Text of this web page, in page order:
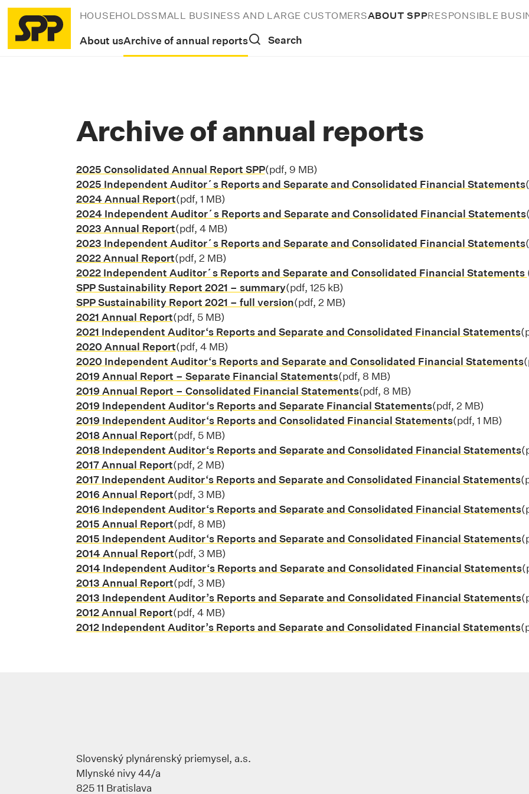
HOUSEHOLDSSMALL BUSINESS AND LARGE CUSTOMERSABOUT SPPRESPONSIBLE
About usArchive of annual reports Search
Archive of annual reports
2025 Consolidated Annual Report SPPStiahnuť súbor pdf, 9 MB
(pdf, 9 MB)
2025 Independent Auditor´s Reports and Separate and Consolidated Financial Statements
2024 Annual ReportStiahnuť súbor pdf, 1 MB
(pdf, 1 MB)
2024 Independent Auditor´s Reports and Separate and Consolidated Financial Statements
2023 Annual ReportStiahnuť súbor pdf, 4 MB
(pdf, 4 MB)
2023 Independent Auditor´s Reports and Separate and Consolidated Financial Statements
2022 Annual ReportStiahnuť súbor pdf, 2 MB
(pdf, 2 MB)
2022 Independent Auditor´s Reports and Separate and Consolidated Financial Statements
SPP Sustainability Report 2021 – summaryStiahnuť súbor pdf, 125 kB
(pdf, 125 kB)
SPP Sustainability Report 2021 – full versionStiahnuť súbor pdf, 2 MB
(pdf, 2 MB)
2021 Annual ReportStiahnuť súbor pdf, 5 MB
(pdf, 5 MB)
2021 Independent Auditor‘s Reports and Separate and Consolidated Financial Statements
2020 Annual ReportStiahnuť súbor pdf, 4 MB
(pdf, 4 MB)
2020 Independent Auditor‘s Reports and Separate and Consolidated Financial Statements
2019 Annual Report – Separate Financial StatementsStiahnuť súbor pdf, 8 MB
(pdf, 8 MB)
2019 Annual Report – Consolidated Financial StatementsStiahnuť súbor pdf, 8 MB
(pdf, 8 MB)
2019 Independent Auditor‘s Reports and Separate Financial StatementsStiahnuť súbor pdf,
(pdf, 2 MB)
2019 Independent Auditor‘s Reports and Consolidated Financial StatementsStiahnuť súbor
(pdf, 1 MB)
2018 Annual ReportStiahnuť súbor pdf, 5 MB
(pdf, 5 MB)
2018 Independent Auditor‘s Reports and Separate and Consolidated Financial Statements
2017 Annual ReportStiahnuť súbor pdf, 2 MB
(pdf, 2 MB)
2017 Independent Auditor‘s Reports and Separate and Consolidated Financial Statements
2016 Annual ReportStiahnuť súbor pdf, 3 MB
(pdf, 3 MB)
2016 Independent Auditor‘s Reports and Separate and Consolidated Financial Statements
2015 Annual ReportStiahnuť súbor pdf, 8 MB
(pdf, 8 MB)
2015 Independent Auditor‘s Reports and Separate and Consolidated Financial Statements
2014 Annual ReportStiahnuť súbor pdf, 3 MB
(pdf, 3 MB)
2014 Independent Auditor‘s Reports and Separate and Consolidated Financial Statements
2013 Annual ReportStiahnuť súbor pdf, 3 MB
(pdf, 3 MB)
2013 Independent Auditor’s Reports and Separate and Consolidated Financial Statements
2012 Annual ReportStiahnuť súbor pdf, 4 MB
(pdf, 4 MB)
2012 Independent Auditor’s Reports and Separate and Consolidated Financial Statements
Slovenský plynárenský priemysel, a.s.
Mlynské nivy 44/a
825 11 Bratislava